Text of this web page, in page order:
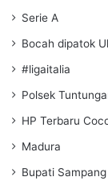
Serie A
Bocah dipatok
#ligaitalia
Polsek
HP Terbaru
Madura
Bupati Sampang